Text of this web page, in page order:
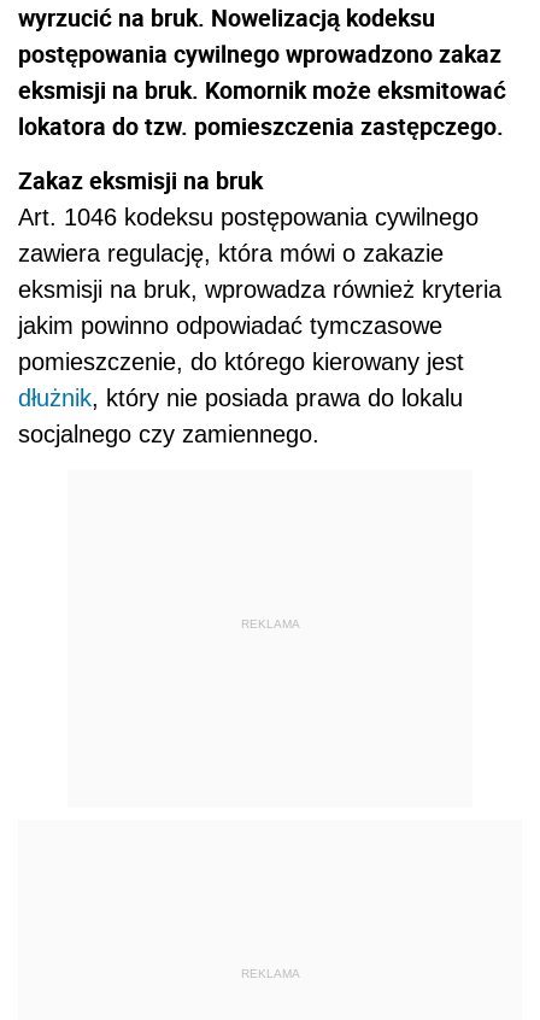
wyrzucić na bruk. Nowelizacją kodeksu
postępowania cywilnego wprowadzono zakaz
eksmisji na bruk. Komornik może eksmitować
lokatora do tzw. pomieszczenia zastępczego.
Zakaz eksmisji na bruk
Art. 1046 kodeksu postępowania cywilnego
zawiera regulację, która mówi o zakazie
eksmisji na bruk, wprowadza również kryteria
jakim powinno odpowiadać tymczasowe
pomieszczenie, do którego kierowany jest
dłużnik, który nie posiada prawa do lokalu
socjalnego czy zamiennego.
REKLAMA
REKLAMA